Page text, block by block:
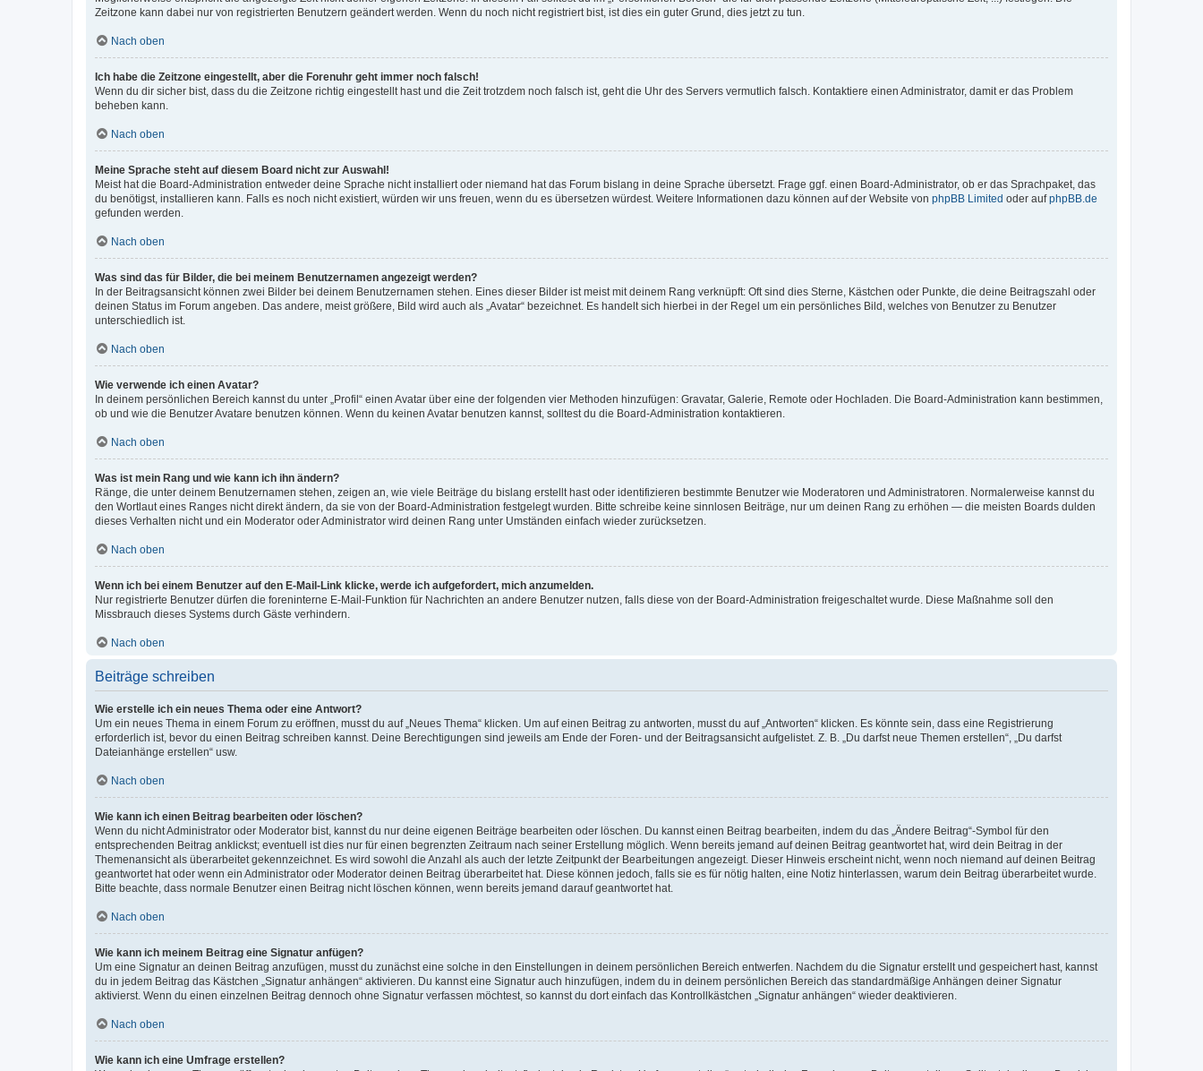
Zeitzone kann dabei nur von registrierten Benutzern geändert werden. Wenn du noch nicht registriert bist, ist dies ein guter Grund, dies jetzt zu tun.
Nach oben
Ich habe die Zeitzone eingestellt, aber die Forenuhr geht immer noch falsch!
Wenn du dir sicher bist, dass du die Zeitzone richtig eingestellt hast und die Zeit trotzdem noch falsch ist, geht die Uhr des Servers vermutlich falsch. Kontaktiere einen Administrator, damit er das Problem
beheben kann.
Nach oben
Meine Sprache steht auf diesem Board nicht zur Auswahl!
Meist hat die Board-Administration entweder deine Sprache nicht installiert oder niemand hat das Forum bislang in deine Sprache übersetzt. Frage ggf. einen Board-Administrator, ob er das Sprachpaket, das
du benötigst, installieren kann. Falls es noch nicht existiert, würden wir uns freuen, wenn du es übersetzen würdest. Weitere Informationen dazu können auf der Website von phpBB Limited oder aufphpBB.de
gefunden werden.
Nach oben
Was sind das für Bilder, die bei meinem Benutzernamen angezeigt werden?
In der Beitragsansicht können zwei Bilder bei deinem Benutzernamen stehen. Eines dieser Bilder ist meist mit deinem Rang verknüpft: Oft sind dies Sterne, Kästchen oder Punkte, die deine Beitragszahl oder
deinen Status im Forum angeben. Das andere, meist größere, Bild wird auch als „Avatar“ bezeichnet. Es handelt sich hierbei in der Regel um ein persönliches Bild, welches von Benutzer zu Benutzer
unterschiedlich ist.
Nach oben
Wie verwende ich einen Avatar?
In deinem persönlichen Bereich kannst du unter „Profil“ einen Avatar über eine der folgenden vier Methoden hinzufügen: Gravatar, Galerie, Remote oder Hochladen. Die Board-Administration kann bestimmen,
ob und wie die Benutzer Avatare benutzen können. Wenn du keinen Avatar benutzen kannst, solltest du die Board-Administration kontaktieren.
Nach oben
Was ist mein Rang und wie kann ich ihn ändern?
Ränge, die unter deinem Benutzernamen stehen, zeigen an, wie viele Beiträge du bislang erstellt hast oder identifizieren bestimmte Benutzer wie Moderatoren und Administratoren. Normalerweise kannst du
den Wortlaut eines Ranges nicht direkt ändern, da sie von der Board-Administration festgelegt wurden. Bitte schreibe keine sinnlosen Beiträge, nur um deinen Rang zu erhöhen — die meisten Boards dulden
dieses Verhalten nicht und ein Moderator oder Administrator wird deinen Rang unter Umständen einfach wieder zurücksetzen.
Nach oben
Wenn ich bei einem Benutzer auf den E-Mail-Link klicke, werde ich aufgefordert, mich anzumelden.
Nur registrierte Benutzer dürfen die foreninterne E-Mail-Funktion für Nachrichten an andere Benutzer nutzen, falls diese von der Board-Administration freigeschaltet wurde. Diese Maßnahme soll den
Missbrauch dieses Systems durch Gäste verhindern.
Nach oben
Beiträge schreiben
Wie erstelle ich ein neues Thema oder eine Antwort?
Um ein neues Thema in einem Forum zu eröffnen, musst du auf „Neues Thema“ klicken. Um auf einen Beitrag zu antworten, musst du auf „Antworten“ klicken. Es könnte sein, dass eine Registrierung
erforderlich ist, bevor du einen Beitrag schreiben kannst. Deine Berechtigungen sind jeweils am Ende der Foren- und der Beitragsansicht aufgelistet. Z. B. „Du darfst neue Themen erstellen“, „Du darfst
Dateianhänge erstellen“ usw.
Nach oben
Wie kann ich einen Beitrag bearbeiten oder löschen?
Wenn du nicht Administrator oder Moderator bist, kannst du nur deine eigenen Beiträge bearbeiten oder löschen. Du kannst einen Beitrag bearbeiten, indem du das „Ändere Beitrag“-Symbol für den
entsprechenden Beitrag anklickst; eventuell ist dies nur für einen begrenzten Zeitraum nach seiner Erstellung möglich. Wenn bereits jemand auf deinen Beitrag geantwortet hat, wird dein Beitrag in der
Themenansicht als überarbeitet gekennzeichnet. Es wird sowohl die Anzahl als auch der letzte Zeitpunkt der Bearbeitungen angezeigt. Dieser Hinweis erscheint nicht, wenn noch niemand auf deinen Beitrag
geantwortet hat oder wenn ein Administrator oder Moderator deinen Beitrag überarbeitet hat. Diese können jedoch, falls sie es für nötig halten, eine Notiz hinterlassen, warum dein Beitrag überarbeitet wurde.
Bitte beachte, dass normale Benutzer einen Beitrag nicht löschen können, wenn bereits jemand darauf geantwortet hat.
Nach oben
Wie kann ich meinem Beitrag eine Signatur anfügen?
Um eine Signatur an deinen Beitrag anzufügen, musst du zunächst eine solche in den Einstellungen in deinem persönlichen Bereich entwerfen. Nachdem du die Signatur erstellt und gespeichert hast, kannst
du in jedem Beitrag das Kästchen „Signatur anhängen“ aktivieren. Du kannst eine Signatur auch hinzufügen, indem du in deinem persönlichen Bereich das standardmäßige Anhängen deiner Signatur
aktivierst. Wenn du einen einzelnen Beitrag dennoch ohne Signatur verfassen möchtest, so kannst du dort einfach das Kontrollkästchen „Signatur anhängen“ wieder deaktivieren.
Nach oben
Wie kann ich eine Umfrage erstellen?